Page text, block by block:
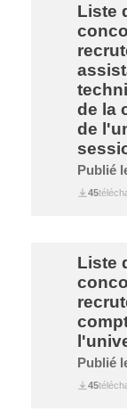
Liste
de la
de
Publié
45
Liste
Publié
45